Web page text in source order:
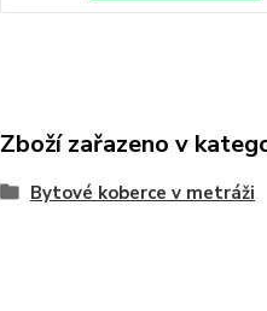
Zboží zařazeno v
Bytové koberce v metráži